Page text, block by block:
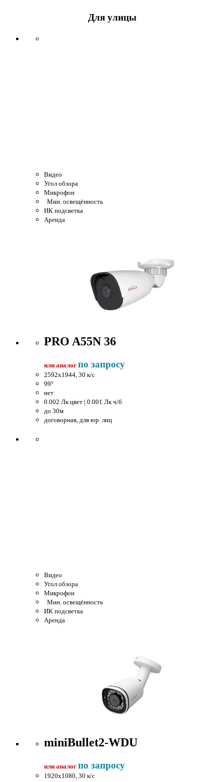
Для улицы
Видео
Угол обзора
Микрофон
Мин. освещённость
ИК подсветка
Аренда
PRO A55N 36
или аналог по запросу
2592x1944, 30 к/c
99°
нет
0.002 Лк цвет | 0.001 Лк ч/б
до 30м
договорная, для юр. лиц
Видео
Угол обзора
Микрофон
Мин. освещённость
ИК подсветка
Аренда
miniBullet2-WDU
или аналог по запросу
1920x1080, 30 к/c